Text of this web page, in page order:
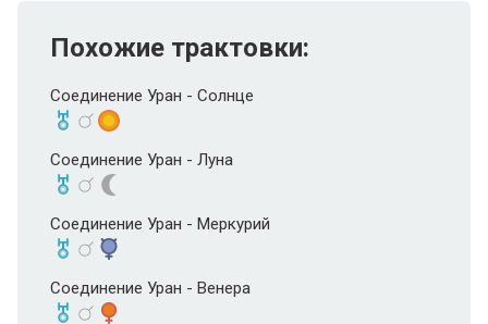
Похожие трактовки:
Соединение Уран - Солнце
Соединение Уран - Луна
Соединение Уран - Меркурий
Соединение Уран - Венера